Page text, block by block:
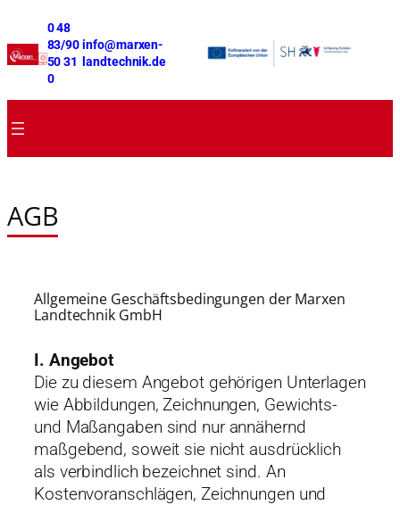
0 48
83/90
50 31
0
info@marxen-
landtechnik.de
AGB
Allgemeine Geschäftsbedingungen der Marxen
Landtechnik GmbH
I. Angebot
Die zu diesem Angebot gehörigen Unterlagen
wie Abbildungen, Zeichnungen, Gewichts-
und Maßangaben sind nur annähernd
maßgebend, soweit sie nicht ausdrücklich
als verbindlich bezeichnet sind. An
Kostenvoranschlägen, Zeichnungen und